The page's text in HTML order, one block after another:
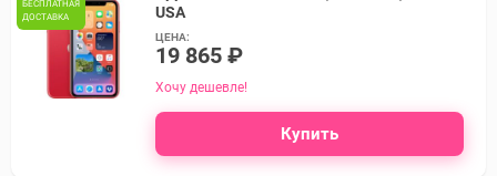
БЕСПЛАТНАЯ
ДОСТАВКА
USA
ЦЕНА:
19 865 ₽
Хочу дешевле!
Купить